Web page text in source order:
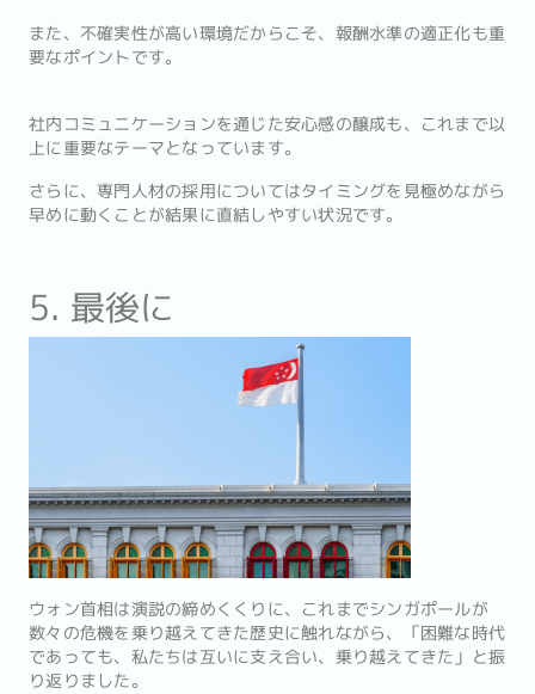
また、不確実性が高い環境だからこそ、報酬水準の適正化も重
要なポイントです。
社内コミュニケーションを通じた安心感の醸成も、これまで以
上に重要なテーマとなっています。
さらに、専門人材の採用についてはタイミングを見極めながら
早めに動くことが結果に直結しやすい状況です。
5. 最後に
ウォン首相は演説の締めくくりに、これまでシンガポールが
数々の危機を乗り越えてきた歴史に触れながら、「困難な時代
であっても、私たちは互いに支え合い、乗り越えてきた」と振
り返りました。